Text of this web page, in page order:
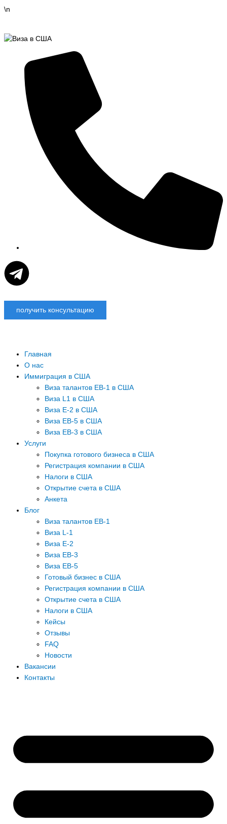
\n
Перейти
T
e
l
e
g
m
получить консультацию
Главная
О нас
Иммиграция в США
Виза талантов EB-1 в США
Виза L1 в США
Виза E-2 в США
Виза EB-5 в США
Виза EB-3 в США
Услуги
Покупка готового бизнеса в США
Регистрация компании в США
Налоги в США
Открытие счета в США
Анкета
Блог
Виза талантов EB-1
Виза L-1
Виза E-2
Виза EB-3
Виза EB-5
Готовый бизнес в США
Регистрация компании в США
Открытие счета в США
Налоги в США
Кейсы
Отзывы
FAQ
Новости
Вакансии
Контакты